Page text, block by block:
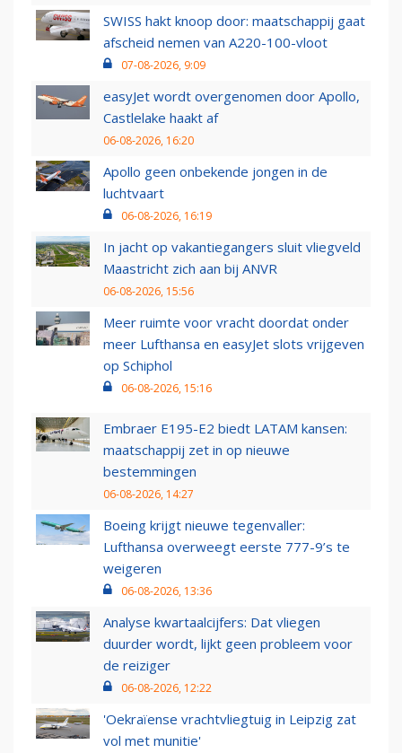
SWISS hakt knoop door: maatschappij gaat
afscheid nemen van A220-100-vloot
07-08-2026, 9:09
easyJet wordt overgenomen door Apollo,
Castlelake haakt af
06-08-2026, 16:20
Apollo geen onbekende jongen in de
luchtvaart
06-08-2026, 16:19
In jacht op vakantiegangers sluit vliegveld
Maastricht zich aan bij ANVR
06-08-2026, 15:56
Meer ruimte voor vracht doordat onder
meer Lufthansa en easyJet slots vrijgeven
op Schiphol
06-08-2026, 15:16
Embraer E195-E2 biedt LATAM kansen:
maatschappij zet in op nieuwe
bestemmingen
06-08-2026, 14:27
Boeing krijgt nieuwe tegenvaller:
Lufthansa overweegt eerste 777-9’s te
weigeren
06-08-2026, 13:36
Analyse kwartaalcijfers: Dat vliegen
duurder wordt, lijkt geen probleem voor
de reiziger
06-08-2026, 12:22
'Oekraïense vrachtvliegtuig in Leipzig zat
vol met munitie'